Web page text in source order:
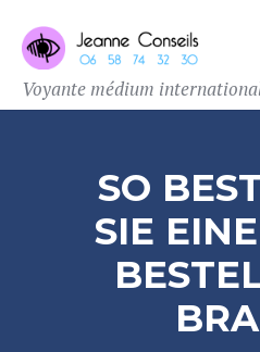
Voyante médium
SO
SIE